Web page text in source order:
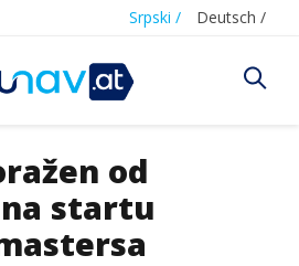
Srpski / Deutsch /
od
startu